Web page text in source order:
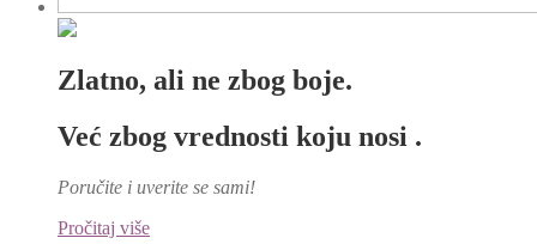
Zlatno, ali ne zbog boje.
Već zbog vrednosti koju nosi .
Poručite i uverite se sami!
Pročitaj više